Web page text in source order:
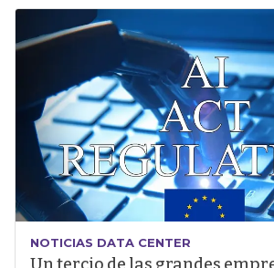
NOTICIAS DATA CENTER